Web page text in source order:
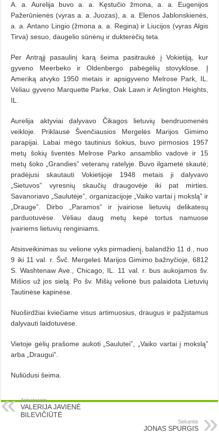
A. a. Aurelija buvo a. a. Kęstučio žmona, a. a. Eugenijos
Pažerūnienės (vyras a. a. Juozas), a. a. Elenos Jablonskienės,
a. a. Antano Lingio (žmona a. a. Regina) ir Liucijos (vyras Algis
Tirva) sesuo, daugelio sūnėnų ir dukterėčių teta.
Per Antrąjį pasaulinį karą šeima pasitraukė į Vokietiją, kur
gyveno Meerbeko ir Oldenbergo pabėgėlių stovyklose. Į
Ameriką atvyko 1950 metais ir apsigyveno Melrose Park, IL.
Vėliau gyveno Marquette Parke, Oak Lawn ir Arlington Heights,
IL.
Aurelija aktyviai dalyvavo Čikagos lietuvių bendruomenės
veikloje. Priklausė Švenčiausios Mergelės Marijos Gimimo
parapijai. Labai mėgo tautinius šokius, buvo pirmosios 1957
metų šokių šventės Melrose Parko ansamblio vadovė ir 15
metų šoko „Grandies” veteranų ratelyje. Buvo ilgametė skautė;
pradėjusi skautauti Vokietijoje 1948 metais ji dalyvavo
„Sietuvos” vyresnių skaučių draugovėje iki pat mirties.
Savanoriavo „Saulutėje”, organizacijoje „Vaiko vartai į mokslą” ir
„Drauge”. Dirbo „Paramos” ir įvairiose lietuvių delikatesų
parduotuvėse. Vėliau daug metų kepė tortus namuose
įvairiems lietuvių renginiams.
Atsisveikinimas su velione vyks pirmadienį̨, balandžio 11 d., nuo
9 iki 11 val. r. Švč. Mergeleṡ Marijos Gimimo bažnyčioje, 6812
S. Washtenaw Ave., Chicago, IL. 11 val. r. bus aukojamos šv.
Mišios už jos sielą. Po šv. Mišių velionė bus palaidota Lietuvių
Tautinėse kapinėse.
Nuoširdžiai kviečiame visus artimuosius, draugus ir pažįstamus
dalyvauti laidotuvėse.
Vietoje gėlių prašome aukoti „Saulutei”, „Vaiko vartai į mokslą”
arba „Draugui”.
Nuliūdusi šeima.
Ankstesnis
VALERIJA JAVIENĖ
BILEVIČIŪTĖ
Sekantis
JONAS SPURGIS